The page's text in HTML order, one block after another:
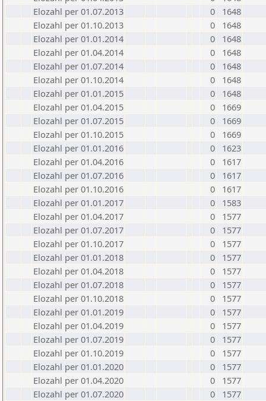
Elozahl per 01.07.2013
0
1648
Elozahl per 01.10.2013
0
1648
Elozahl per 01.01.2014
0
1648
Elozahl per 01.04.2014
0
1648
Elozahl per 01.07.2014
0
1648
Elozahl per 01.10.2014
0
1648
Elozahl per 01.01.2015
0
1648
Elozahl per 01.04.2015
0
1669
Elozahl per 01.07.2015
0
1669
Elozahl per 01.10.2015
0
1669
Elozahl per 01.01.2016
0
1623
Elozahl per 01.04.2016
0
1617
Elozahl per 01.07.2016
0
1617
Elozahl per 01.10.2016
0
1617
Elozahl per 01.01.2017
0
1583
Elozahl per 01.04.2017
0
1577
Elozahl per 01.07.2017
0
1577
Elozahl per 01.10.2017
0
1577
Elozahl per 01.01.2018
0
1577
Elozahl per 01.04.2018
0
1577
Elozahl per 01.07.2018
0
1577
Elozahl per 01.10.2018
0
1577
Elozahl per 01.01.2019
0
1577
Elozahl per 01.04.2019
0
1577
Elozahl per 01.07.2019
0
1577
Elozahl per 01.10.2019
0
1577
Elozahl per 01.01.2020
0
1577
Elozahl per 01.04.2020
0
1577
Elozahl per 01.07.2020
0
1577